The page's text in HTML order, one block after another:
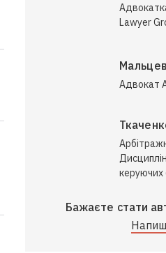
Lawyer
Адвокат
Бажаєте стати